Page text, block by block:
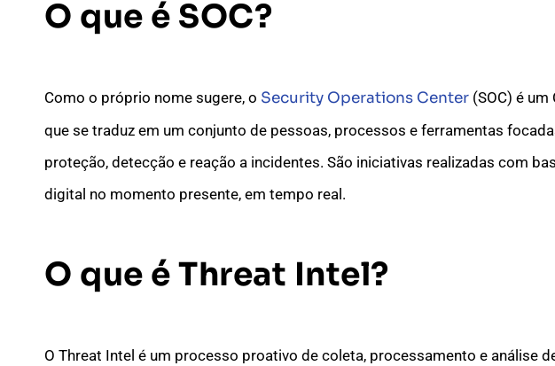
O que é SOC?
Como o próprio nome sugere, o Security Operations Center (SOC) é
que se traduz em um conjunto de pessoas, processos e ferramentas
proteção, detecção e reação a incidentes. São iniciativas realizadas com
digital no momento presente, em tempo real.
O que é Threat Intel?
O Threat Intel é um processo proativo de coleta, processamento e análise